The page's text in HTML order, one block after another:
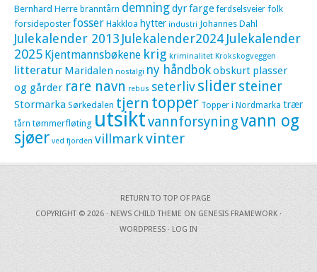
Bernhard Herre branntårn demningdyrfarge ferdselsveier folk
forsideposter fosser Hakkloa hytter industri Johannes Dahl
Julekalender 2013 Julekalender2024 Julekalender
2025 Kjentmannsbøkene krig kriminalitet Krokskogveggen
litteratur Maridalen nostalgi ny håndbokobskurt plasser
og gårder rare navn rebus seterlivslidersteiner
Stormarka Sørkedalen tjern topper Topper i Nordmarka trær
tårn tømmerfløting utsiktvannforsyningvann og
sjøer ved fjorden villmarkvinter
RETURN TO TOP OF PAGE
COPYRIGHT © 2026 · NEWS CHILD THEME ON GENESIS FRAMEWORK ·
WORDPRESS · LOG IN